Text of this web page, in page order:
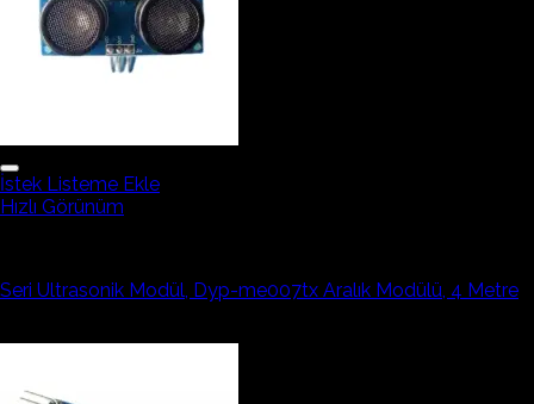
İstek Listeme Ekle
Hızlı Görünüm
Seri Ultrasonik Modül, Dyp-me007tx Aralık Modülü, 4 Metre